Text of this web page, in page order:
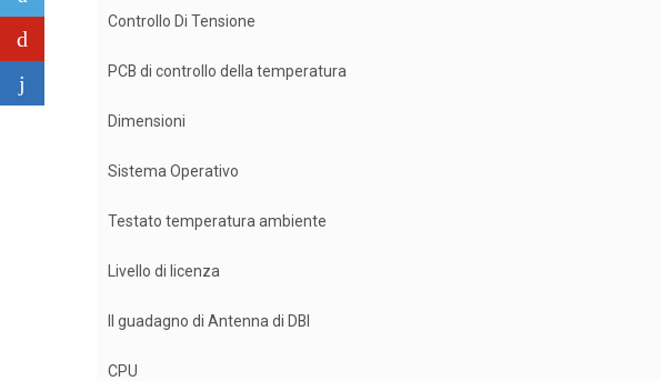
Controllo Di Tensione
PCB di controllo della temperatura
Dimensioni
Sistema Operativo
Testato temperatura ambiente
Livello di licenza
Il guadagno di Antenna di DBI
CPU